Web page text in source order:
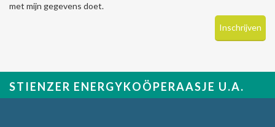
met mijn gegevens doet.
STIENZER ENERGYKOÖPERAASJE U.A.